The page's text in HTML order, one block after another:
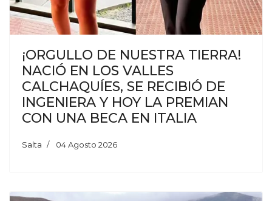
¡ORGULLO DE NUESTRA TIERRA!
NACIÓ EN LOS VALLES
CALCHAQUÍES, SE RECIBIÓ DE
INGENIERA Y HOY LA PREMIAN
CON UNA BECA EN ITALIA
Salta 04 Agosto 2026